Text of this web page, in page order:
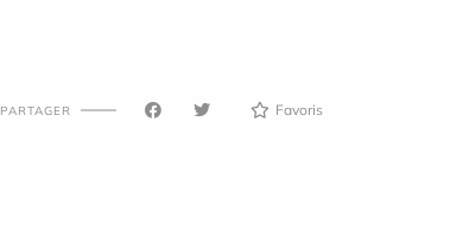
PARTAGER Favoris